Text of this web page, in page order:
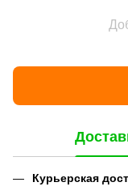
Курьерская